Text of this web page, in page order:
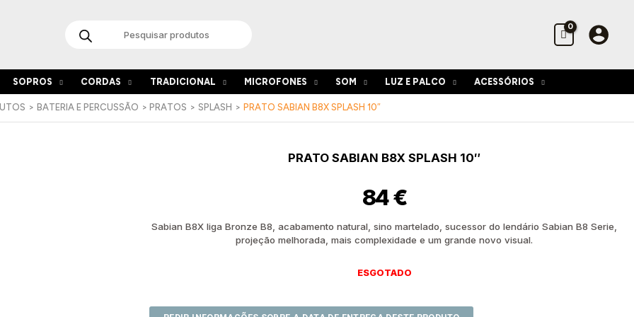
search
SOPROS CORDAS TRADICIONAL MICROFONES SOM LUZ E PALCO ACESSÓRIOS
BATERIA E PERCUSSÃO PRATOS SPLASH PRATO SABIAN B8X SPLASH 10″
PRATO SABIAN B8X SPLASH 10″
84€
Sabian B8X liga Bronze B8, acabamento natural, sino martelado, sucessor do lendário Sabian B8 Serie,
projeção melhorada, mais complexidade e um grande novo visual.
ESGOTADO